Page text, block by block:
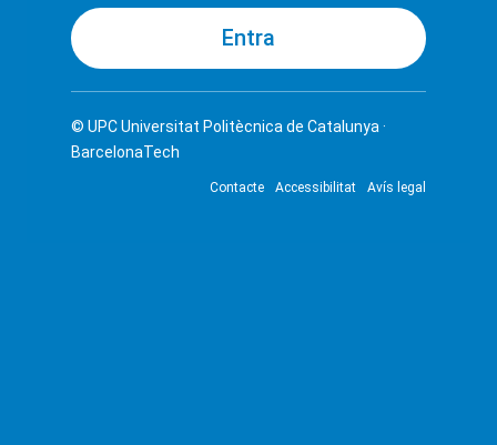
© UPCUniversitat Politècnica de Catalunya ·
BarcelonaTech
Contacte Accessibilitat Avís legal